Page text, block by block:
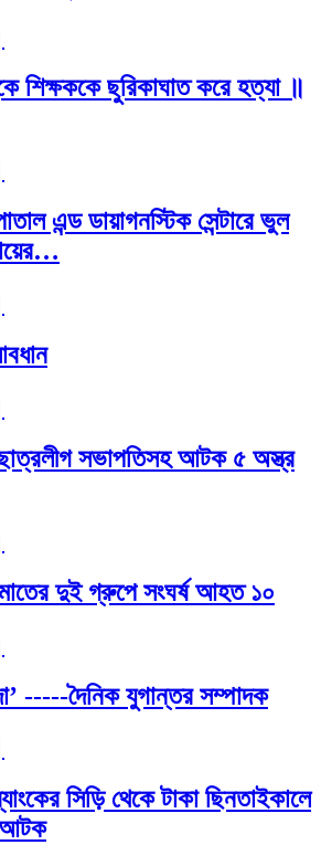
শিক্ষককে ছুরিকাঘাত করে হত্যা ॥
এন্ড ডায়াগনস্টিক সেন্টারে ভুল
সভাপতিসহ আটক ৫ অস্ত্র
দুই গ্রুপে সংঘর্ষ আহত ১০
-----দৈনিক যুগান্তর সম্পাদক
সিড়ি থেকে টাকা ছিনতাইকালে
আটক